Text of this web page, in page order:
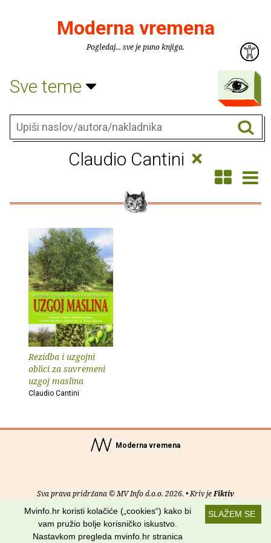
Moderna vremena
Pogledaj... sve je puno knjiga.
Sve teme
Claudio Cantini ×
Rezidba i uzgojni
oblici za suvremeni
uzgoj maslina
Claudio Cantini
Moderna vremena
Sva prava pridržana © MV Info d.o.o. 2026. • Kriv jeFiktiv
Uvjeti korištenja RSS kanali
Potraži nas na:
SLAŽEM SE
Mvinfo.hr koristi kolačiće („cookies“) kako bi
vam pružio bolje korisničko iskustvo.
Nastavkom pregleda mvinfo.hr stranica